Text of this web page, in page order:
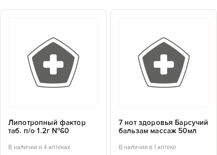
Липотропный фактор
таб. п/о 1.2г №60
В наличии в 4 аптеках
7 нот здоровья Барсучий
бальзам массаж 50мл
В наличии в 1 аптеке